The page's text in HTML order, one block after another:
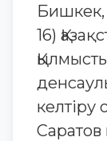
Бишкек,
16)
келтiру
Саратов